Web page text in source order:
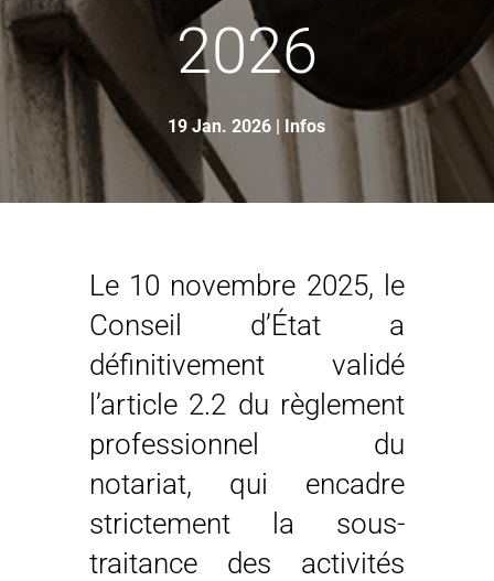
2026
19 Jan. 2026 | Infos
Le 10 novembre 2025, le
Conseil d’État a
définitivement validé
l’article 2.2 du règlement
professionnel du
notariat, qui encadre
strictement la sous-
traitance des activités